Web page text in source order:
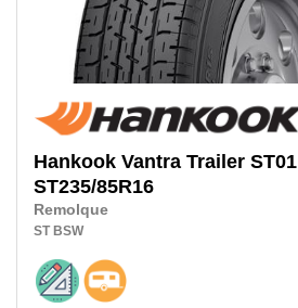
Hankook Vantra Trailer ST01
ST235/85R16
Remolque
ST BSW